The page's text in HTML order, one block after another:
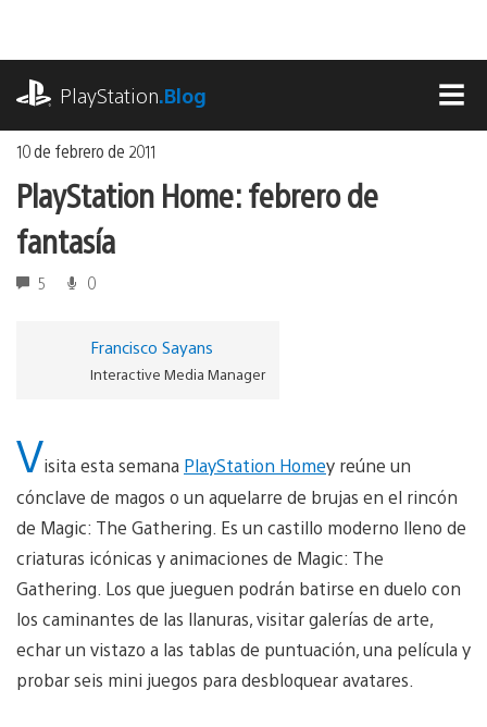
contenido
PlayStation.Blog
10 de febrero de 2011
PlayStation Home: febrero de
fantasía
5 0
Francisco Sayans
Interactive Media Manager
Visita esta semana PlayStation Homey reúne un
cónclave de magos o un aquelarre de brujas en el rincón
de Magic: The Gathering. Es un castillo moderno lleno de
criaturas icónicas y animaciones de Magic: The
Gathering. Los que jueguen podrán batirse en duelo con
los caminantes de las llanuras, visitar galerías de arte,
echar un vistazo a las tablas de puntuación, una película y
probar seis mini juegos para desbloquear avatares.